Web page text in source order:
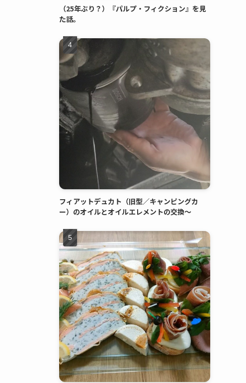
（25年ぶり？）『パルプ・フィクション』を見
た話。
フィアットデュカト（旧型／キャンピングカ
ー）のオイルとオイルエレメントの交換～